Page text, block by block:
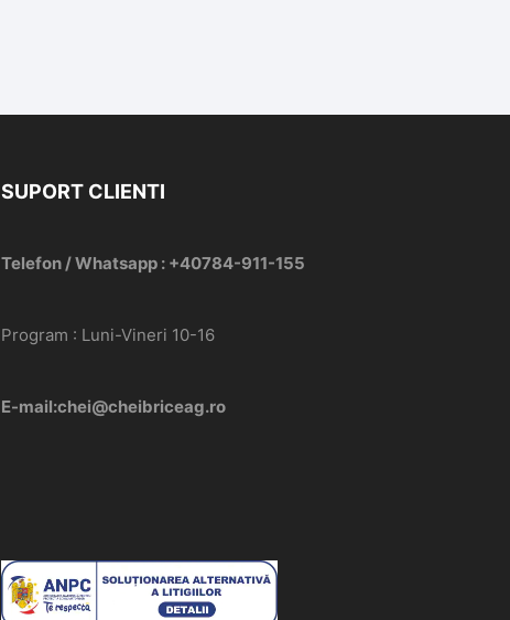
SUPORT CLIENTI
Telefon / Whatsapp : +40784-911-155
Program : Luni-Vineri 10-16
E-mail:chei@cheibriceag.ro